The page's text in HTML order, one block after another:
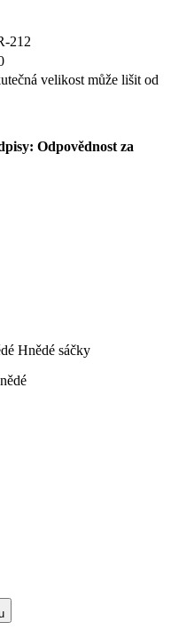
212
velikost může lišit od
Odpovědnost za